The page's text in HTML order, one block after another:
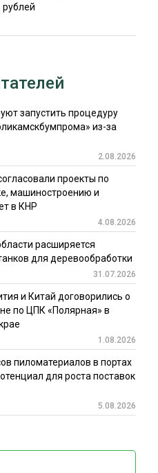
рублей
запустить процедуру
из-за
2.08.2026
проекты по
машиностроению и
в КНР
4.08.2026
расширяется
для деревообработки
31.07.2026
и Китай договорились о
по ЦПК «Полярная» в
1.08.2026
пиломатериалов в портах
для роста поставок
5.08.2026